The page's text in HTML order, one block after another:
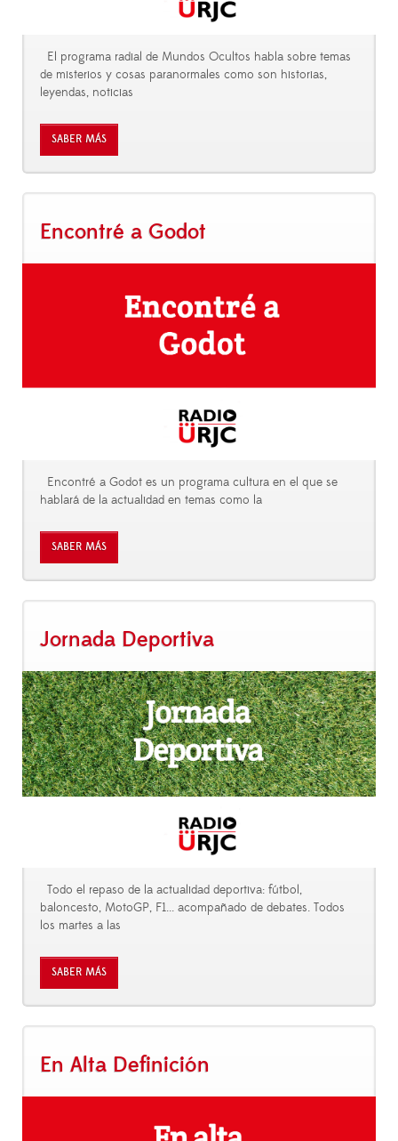
El programa radial de Mundos Ocultos habla sobre temas
de misterios y cosas paranormales como son historias,
leyendas, noticias
SABER MÁS
Encontré a Godot
Encontré a Godot es un programa cultura en el que se
hablará de la actualidad en temas como la
SABER MÁS
Jornada Deportiva
Todo el repaso de la actualidad deportiva: fútbol,
baloncesto, MotoGP, F1... acompañado de debates. Todos
los martes a las
SABER MÁS
En Alta Definición